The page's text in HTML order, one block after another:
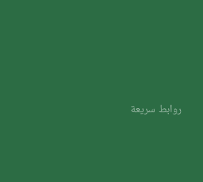
روابط سريعة